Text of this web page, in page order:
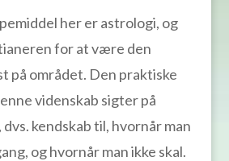
her er astrologi, og
for at være den
på området. Den praktiske
videnskab sigter på
kendskab til, hvornår man
og hvornår man ikke skal.